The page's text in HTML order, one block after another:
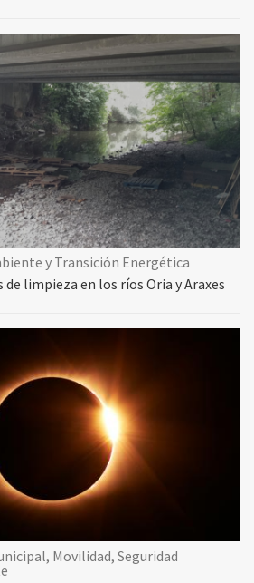
y Transición Energética
limpieza en los ríos Oria y Araxes
Movilidad, Seguridad